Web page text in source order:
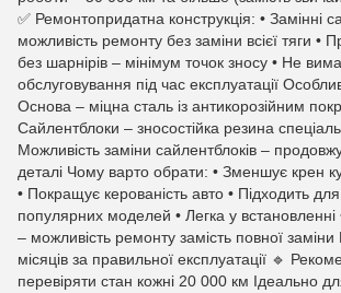
✅ Ремонтопридатна конструкція: • Замінні
можливість ремонту без заміни всієї тяги •
без шарнірів – мінімум точок зносу • Не
обслуговування під час експлуатації
Основа – міцна сталь із антикорозійним
Сайлентблоки – зносостійка резина
Можливість заміни сайлентблоків –
деталі Чому варто обрати: • Зменшує крен
• Покращує керованість авто • Підходить для
популярних моделей • Легка у встановленні
– можливість ремонту замість повної заміни
місяців за правильної експлуатації 🔹
перевіряти стан кожні 20 000 км Ідеально